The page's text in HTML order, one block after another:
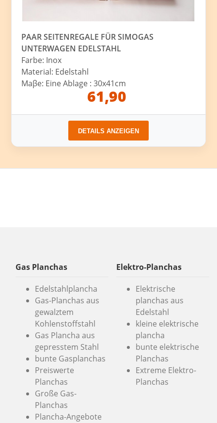
PAAR SEITENREGALE FÜR SIMOGAS
UNTERWAGEN EDELSTAHL
Farbe: Inox
Material: Edelstahl
Maβe: Eine Ablage : 30x41cm
61,90
DETAILS ANZEIGEN
Gas Planchas
Edelstahlplancha
Gas-Planchas aus
gewalztem
Kohlenstoffstahl
Gas Plancha aus
gepresstem Stahl
bunte Gasplanchas
Preiswerte
Planchas
Große Gas-
Planchas
Plancha-Angebote
Elektro-Planchas
Elektrische
planchas aus
Edelstahl
kleine elektrische
plancha
bunte elektrische
Planchas
Extreme Elektro-
Planchas